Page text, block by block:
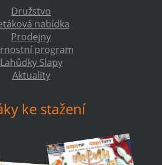
Družstvo
nabídka
Prodejny
program
Lahůdky Slapy
Aktuality
ke stažení